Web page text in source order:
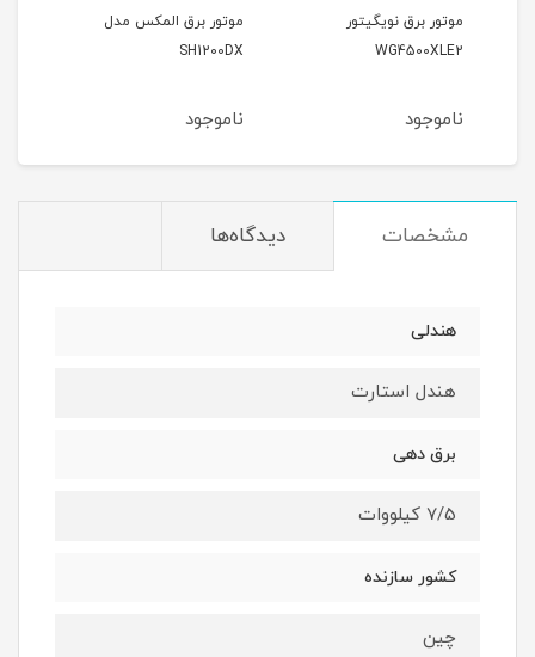
موتور برق المکس مدل
SH1200DX
ناموجود
موتور برق وکسون مدل
VK3900KF
ناموجود
مشخصات دیدگاه‌ها
هندلی
هندل استارت
برق دهی
7/5 کیلووات
کشور سازنده
چین